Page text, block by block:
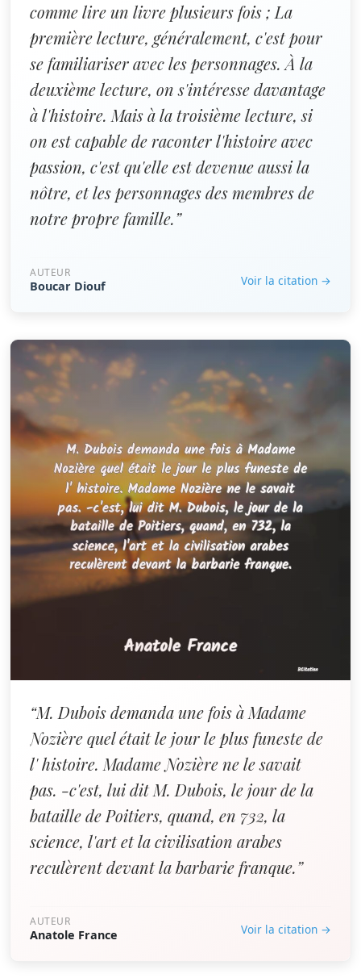
comme lire un livre plusieurs fois ; La
première lecture, généralement, c'est pour
se familiariser avec les personnages. À la
deuxième lecture, on s'intéresse davantage
à l'histoire. Mais à la troisième lecture, si
on est capable de raconter l'histoire avec
passion, c'est qu'elle est devenue aussi la
nôtre, et les personnages des membres de
notre propre famille.”
AUTEUR
Boucar Diouf Voir la citation →
“M. Dubois demanda une fois à Madame
Nozière quel était le jour le plus funeste de
l' histoire. Madame Nozière ne le savait
pas. -c'est, lui dit M. Dubois, le jour de la
bataille de Poitiers, quand, en 732, la
science, l'art et la civilisation arabes
reculèrent devant la barbarie franque.”
AUTEUR
Anatole France Voir la citation →